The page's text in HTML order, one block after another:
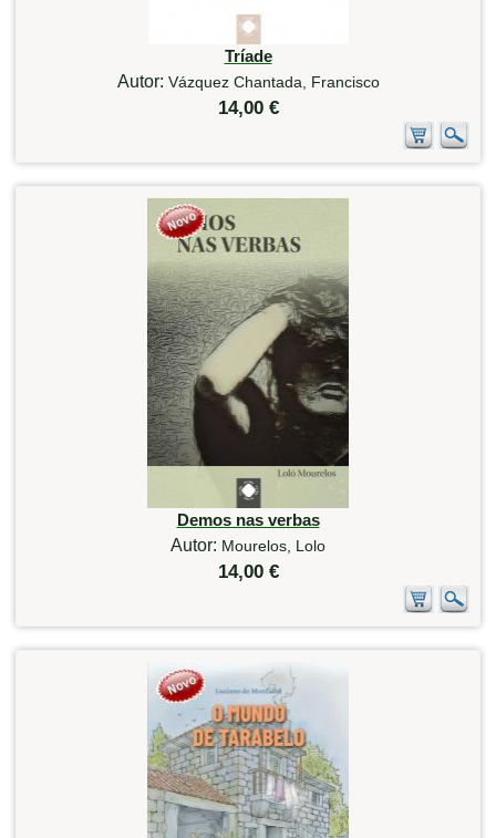
Tríade
Autor: Vázquez Chantada, Francisco
14,00 €
Demos nas verbas
Autor: Mourelos, Lolo
14,00 €